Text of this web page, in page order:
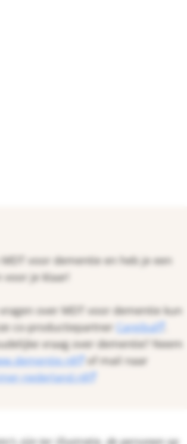
voor dementie en heb je een
voor je klaar!
over MDT voor dementie kun
co-productiepartner Careibu
vraag over dementie? Neem
of mail naar
nederland.nl